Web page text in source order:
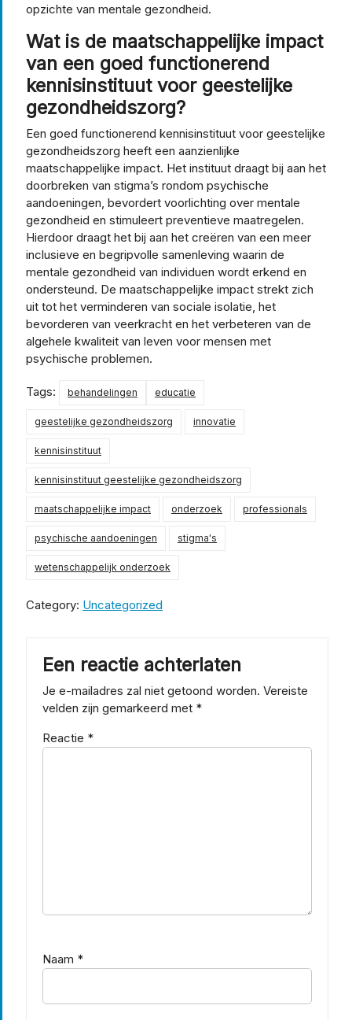
opzichte van mentale gezondheid.
Wat is de maatschappelijke impact
van een goed functionerend
kennisinstituut voor geestelijke
gezondheidszorg?
Een goed functionerend kennisinstituut voor geestelijke
gezondheidszorg heeft een aanzienlijke
maatschappelijke impact. Het instituut draagt bij aan het
doorbreken van stigma’s rondom psychische
aandoeningen, bevordert voorlichting over mentale
gezondheid en stimuleert preventieve maatregelen.
Hierdoor draagt het bij aan het creëren van een meer
inclusieve en begripvolle samenleving waarin de
mentale gezondheid van individuen wordt erkend en
ondersteund. De maatschappelijke impact strekt zich
uit tot het verminderen van sociale isolatie, het
bevorderen van veerkracht en het verbeteren van de
algehele kwaliteit van leven voor mensen met
psychische problemen.
Tags: behandelingen educatie
geestelijke gezondheidszorg innovatie
kennisinstituut
kennisinstituut geestelijke gezondheidszorg
maatschappelijke impact onderzoek professionals
psychische aandoeningen stigma's
wetenschappelijk onderzoek
Category: Uncategorized
Een reactie achterlaten
Je e-mailadres zal niet getoond worden. Vereiste
velden zijn gemarkeerd met *
Reactie *
Naam *